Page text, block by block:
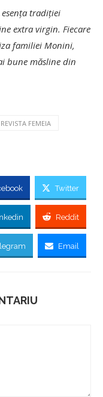
tradiției
extra virgin. Fiecare
familiei Monini,
bune măsline din
REVISTA FEMEIA
Twitter
Reddit
Email